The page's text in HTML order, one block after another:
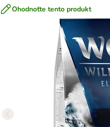
Ohodnoťte tento produkt